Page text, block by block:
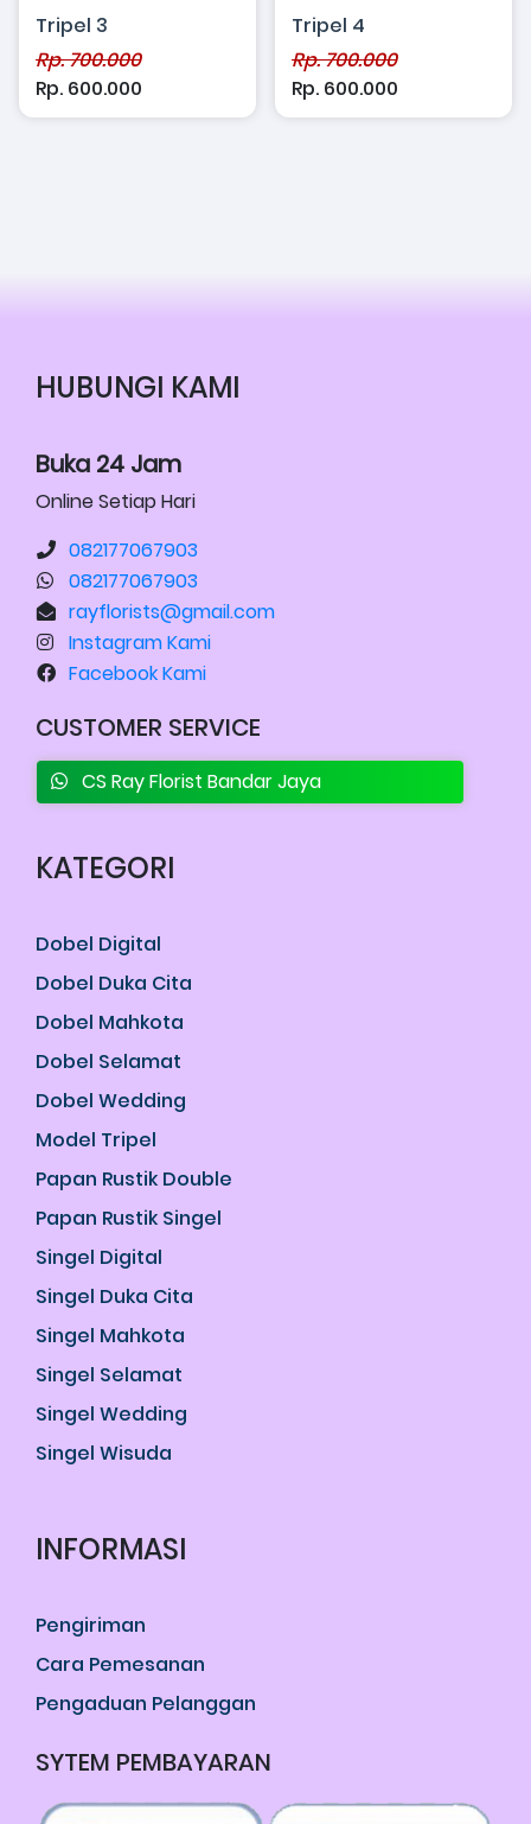
Tripel 3
Rp. 700.000
Rp. 600.000
Tripel 4
Rp. 700.000
Rp. 600.000
HUBUNGI KAMI
Buka 24 Jam
Online Setiap Hari
082177067903
082177067903
rayflorists@gmail.com
Instagram Kami
Facebook Kami
CUSTOMER SERVICE
CS Ray Florist Bandar Jaya
KATEGORI
Dobel Digital
Dobel Duka Cita
Dobel Mahkota
Dobel Selamat
Dobel Wedding
Model Tripel
Papan Rustik Double
Papan Rustik Singel
Singel Digital
Singel Duka Cita
Singel Mahkota
Singel Selamat
Singel Wedding
Singel Wisuda
INFORMASI
Pengiriman
Cara Pemesanan
Pengaduan Pelanggan
SYTEM PEMBAYARAN